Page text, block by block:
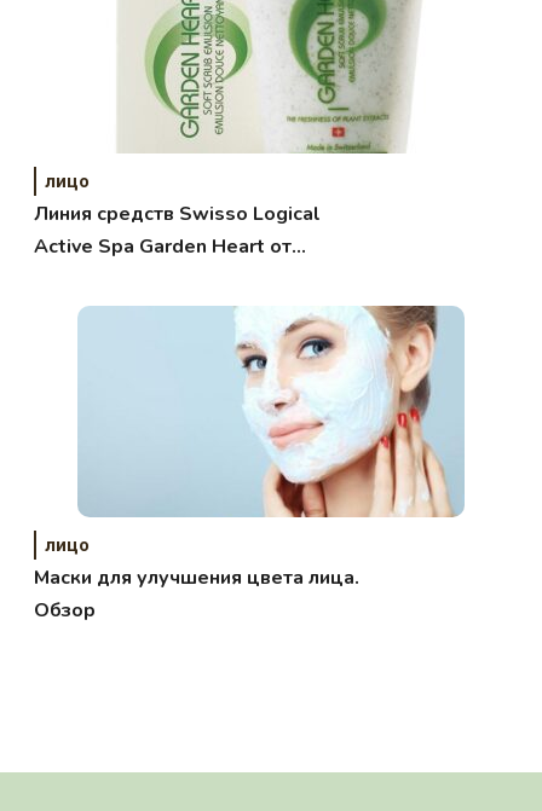
лицо
Линия средств Swisso Logical
Active Spa Garden Heart от
лицо
Маски для улучшения цвета лица.
Обзор